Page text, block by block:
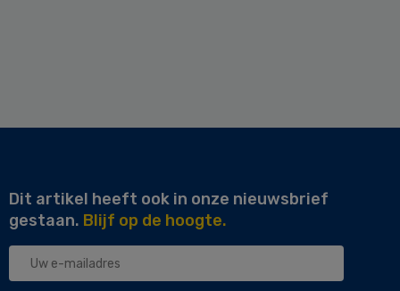
Dit artikel heeft ook in onze nieuwsbrief
gestaan. Blijf op de hoogte.
Uw